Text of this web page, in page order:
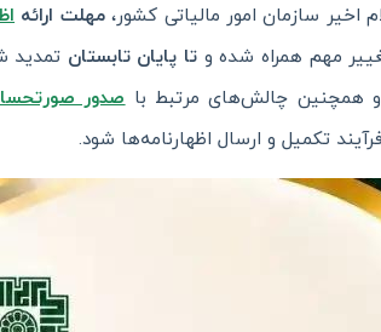
اخیر سازمان امور مالیاتی کشور،مهلت ارائه
مهم همراه شده و تا پایان تابستان تمدید
و همچنین چالش‌های مرتبط باصدور
تکمیل و ارسال اظهارنامه‌ها شود.